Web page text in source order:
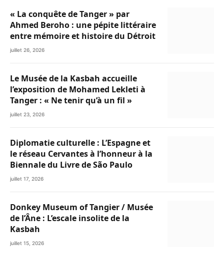
« La conquête de Tanger » par
Ahmed Beroho : une pépite littéraire
entre mémoire et histoire du Détroit
juillet 26, 2026
Le Musée de la Kasbah accueille
l’exposition de Mohamed Lekleti à
Tanger : « Ne tenir qu’à un fil »
juillet 23, 2026
Diplomatie culturelle : L’Espagne et
le réseau Cervantes à l’honneur à la
Biennale du Livre de São Paulo
juillet 17, 2026
Donkey Museum of Tangier / Musée
de l’Âne : L’escale insolite de la
Kasbah
juillet 15, 2026